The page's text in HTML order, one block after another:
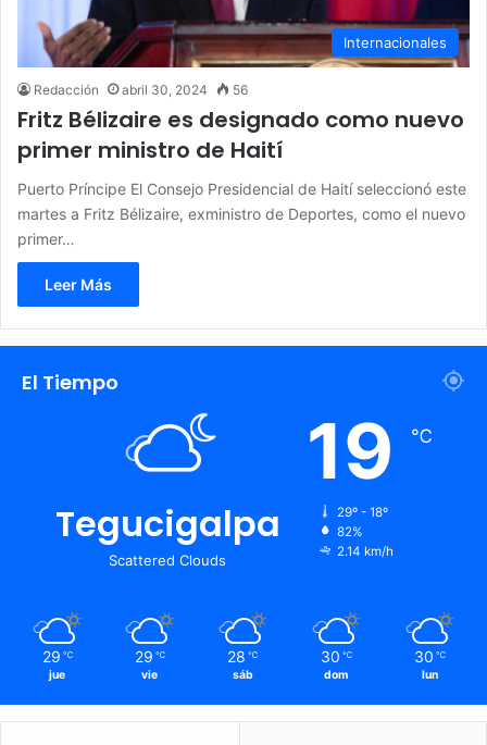
Internacionales
Redacción abril 30, 2024 56
Fritz Bélizaire es designado como nuevo
primer ministro de Haití
Puerto Príncipe El Consejo Presidencial de Haití seleccionó este
martes a Fritz Bélizaire, exministro de Deportes, como el nuevo
primer…
Leer Más
El Tiempo
Tegucigalpa
Scattered Clouds
19 ℃
29º - 18º
82%
2.14 km/h
29 ℃
jue
29 ℃
vie
28 ℃
sáb
30 ℃
dom
30 ℃
lun